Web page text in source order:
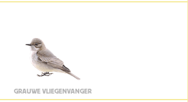
GRAUWE VLIEGENVANGER